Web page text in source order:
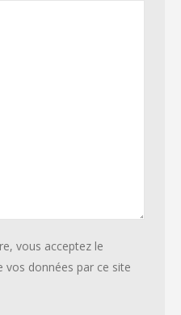
vous acceptez le
données par ce site